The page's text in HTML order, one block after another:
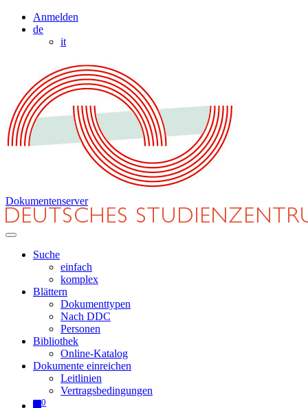
Anmelden
de
it
Dokumentenserver
Suche
einfach
komplex
Blättern
Dokumenttypen
Nach DDC
Personen
Bibliothek
Online-Katalog
Dokumente einreichen
Leitlinien
Vertragsbedingungen
0